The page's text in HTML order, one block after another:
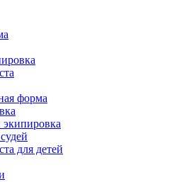
форма
для детей